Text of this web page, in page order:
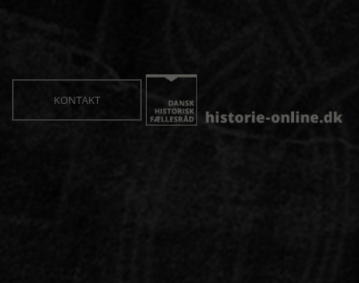
KONTAKT